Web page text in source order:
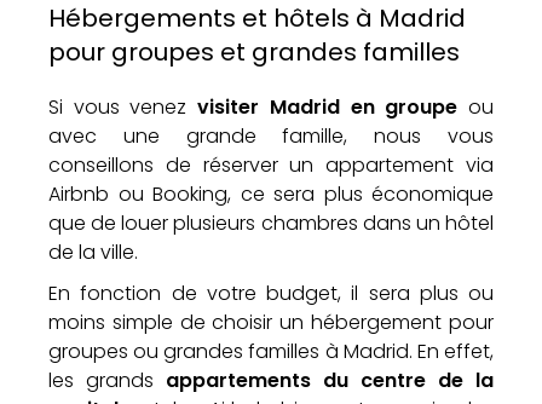
Hébergements et hôtels à Madrid
pour groupes et grandes familles
Si vous venezvisiter Madrid en groupe ou
avec une grande famille, nous vous
conseillons de réserver un appartement via
Airbnb ou Booking, ce sera plus économique
que de louer plusieurs chambres dans un hôtel
de la ville.
En fonction de votre budget, il sera plus ou
moins simple de choisir un hébergement pour
groupes ou grandes familles à Madrid. En effet,
les grands appartements du centre de la